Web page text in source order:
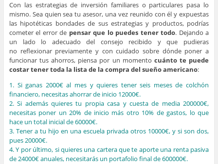
Con las estrategias de inversión familiares o particulares pasa lo
mismo. Sea quien sea tu asesor, una vez reunido con él y expuestas
las hipotéticas bondades de sus estrategias y productos, podrías
cometer el error de pensar que lo puedes tener todo. Dejando a
un lado lo adecuado del consejo recibido y que pudieras
no reflexionar previamente y con cuidado sobre dónde poner a
funcionar tus ahorros, piensa por un momento cuánto te puede
costar tener toda la lista de la compra del sueño americano:
1. Si ganas 2000€ al mes y quieres tener seis meses de colchón
financiero, necesitas ahorrar de inicio 12000€.
2. Si además quieres tu propia casa y cuesta de media 200000€,
necesitas poner un 20% de inicio más otro 10% de gastos, lo que
hace un total inicial de 60000€.
3. Tener a tu hijo en una escuela privada otros 10000€, y si son dos,
pues 20000€.
4. Y por último, si quieres una cartera que te aporte una renta pasiva
de 24000€ anuales, necesitarás un portafolio final de 600000€.